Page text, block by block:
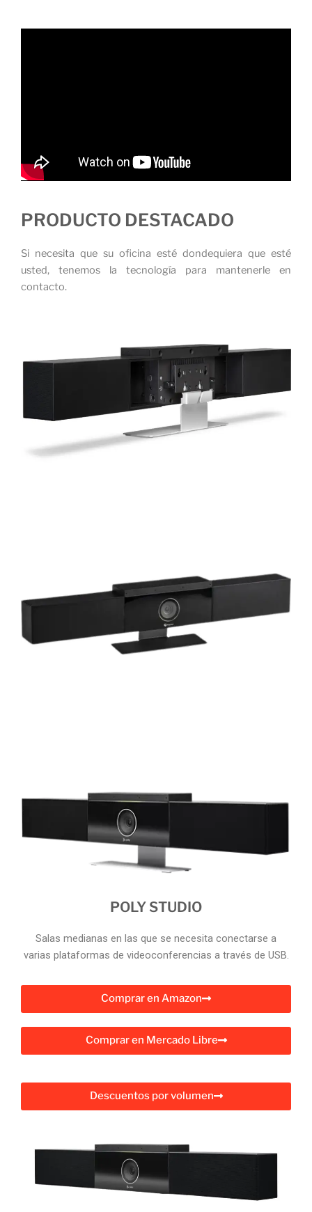
PRODUCTO DESTACADO
Si necesita que su oficina esté dondequiera que esté
usted, tenemos la tecnología para mantenerle en
contacto.
POLY STUDIO
Salas medianas en las que se necesita conectarse a
varias plataformas de videoconferencias a través de USB.
Comprar en Amazon
Comprar en Mercado Libre
Descuentos por volumen